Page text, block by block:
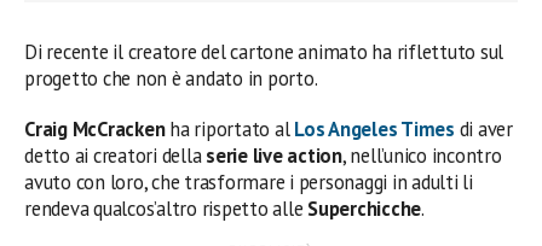
Di recente il creatore del cartone animato ha riflettuto sul
progetto che non è andato in porto.
Craig McCrackenha riportato alLos Angeles Times di aver
detto ai creatori dellaserie live action, nell’unico incontro
avuto con loro, che trasformare i personaggi in adulti li
rendeva qualcos’altro rispetto alle Superchicche.